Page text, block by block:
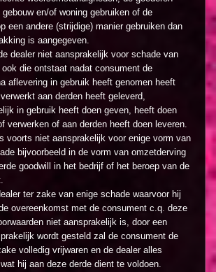
gebouw en/of woning gebruiken of de
een andere (strijdige) manier gebruiken dan
is aangegeven.
dealer niet aansprakelijk voor schade van
ook die ontstaat nadat consument de
aflevering in gebruik heeft genomen heeft
aan derden heeft geleverd,
in gebruik heeft doen geven, heeft doen
verwerken of aan derden heeft doen leveren.
voorts niet aansprakelijk voor enige vorm van
bijvoorbeeld in de vorm van omzetderving
goodwill in het bedrijf of het beroep van de
ter zake van enige schade waarvoor hij
overeenkomst met de consument c.q. deze
niet aansprakelijk is, door een
wordt gesteld zal de consument de
volledig vrijwaren en de dealer alles
hij aan deze derde dient te voldoen.